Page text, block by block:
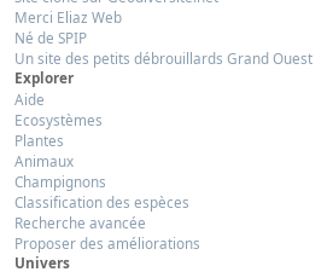
Merci Eliaz Web
Né de SPIP
Un site des petits débrouillards Grand Ouest
Explorer
Aide
Ecosystèmes
Plantes
Animaux
Champignons
Classification des espèces
Recherche avancée
Proposer des améliorations
Univers